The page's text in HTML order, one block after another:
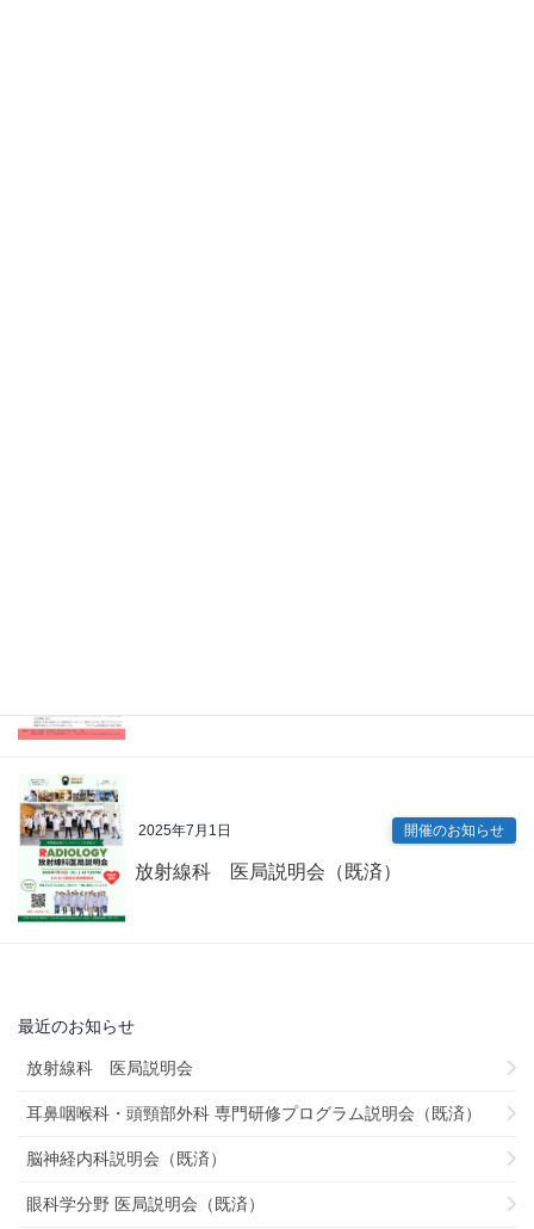
2025年7月1日 開催のお知らせ
放射線科 医局説明会（既済）
最近のお知らせ
放射線科 医局説明会
耳鼻咽喉科・頭頸部外科 専門研修プログラム説明会（既済）
脳神経内科説明会（既済）
眼科学分野 医局説明会（既済）